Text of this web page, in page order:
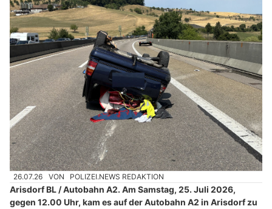
26.07.26 VON POLIZEI.NEWS REDAKTION
Arisdorf BL / Autobahn A2. Am Samstag, 25. Juli 2026,
gegen 12.00 Uhr, kam es auf der Autobahn A2 in Arisdorf zu